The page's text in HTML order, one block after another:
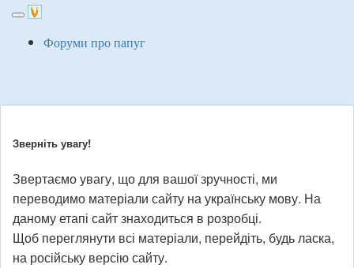
Toggle
navigation
Форуми про папуг
Зверніть увагу!
Звертаємо увагу, що для вашої зручності, ми
переводимо матеріали сайту на українську мову. На
даному етапі сайт знаходиться в розробці.
Щоб переглянути всі матеріали, перейдіть, будь ласка,
на російську версію сайту.